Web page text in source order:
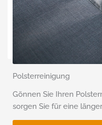
Polsterreinigung
Gönnen Sie Ihren
sorgen Sie für eine